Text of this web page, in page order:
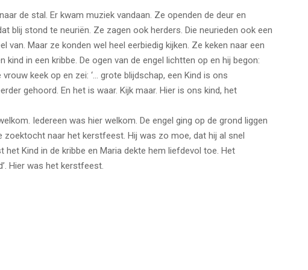
de stal. Er kwam muziek vandaan. Ze openden de deur en
blij stond te neuriën. Ze zagen ook herders. Die neurieden ook een
van. Maar ze konden wel heel eerbiedig kijken. Ze keken naar een
kind in een kribbe. De ogen van de engel lichtten op en hij begon:
vrouw keek op en zei: ‘… grote blijdschap, een Kind is ons
gehoord. En het is waar. Kijk maar. Hier is ons kind, het
Iedereen was hier welkom. De engel ging op de grond liggen
zoektocht naar het kerstfeest. Hij was zo moe, dat hij al snel
het Kind in de kribbe en Maria dekte hem liefdevol toe. Het
Hier was het kerstfeest.